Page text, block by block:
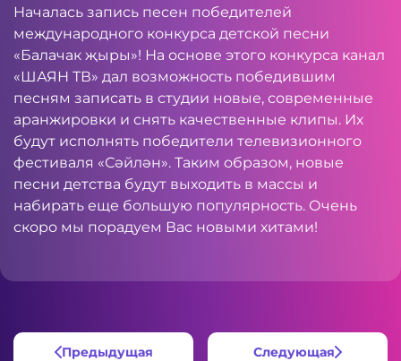
Началась запись песен победителей
международного конкурса детской песни
«Балачак җыры»! На основе этого конкурса канал
«ШАЯН ТВ» дал возможность победившим
песням записать в студии новые, современные
аранжировки и снять качественные клипы. Их
будут исполнять победители телевизионного
фестиваля «Сәйлән». Таким образом, новые
песни детства будут выходить в массы и
набирать еще большую популярность. Очень
скоро мы порадуем Вас новыми хитами!
Предыдущая Следующая